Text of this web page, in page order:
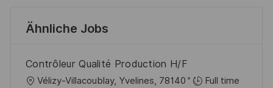
Ähnliche Jobs
Contrôleur Qualité Production H/F
O Vélizy-Villacoublay, Yvelines, 78140
Full time